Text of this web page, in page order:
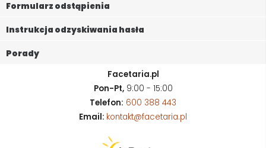
Formularz odstąpienia
Instrukcja odzyskiwania hasła
Porady
Facetaria.pl
Pon-Pt,9:00 - 15:00
Telefon: 600 388 443
Email: kontakt@facetaria.pl